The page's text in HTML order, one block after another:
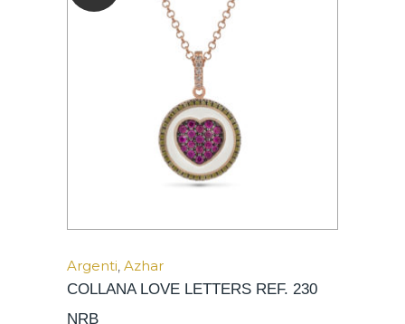
Argenti, Azhar
COLLANA LOVE LETTERS REF. 230
NRB